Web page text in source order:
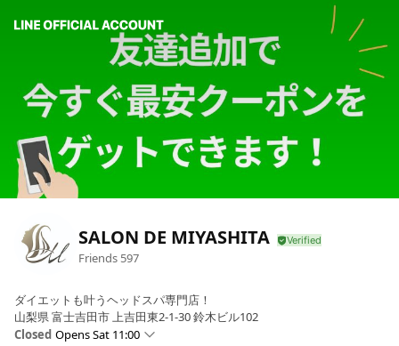
SALON DE MIYASHITA
Friends 597
ダイエットも叶うヘッドスパ専門店！
山梨県 富士吉田市 上吉田東2-1-30 鈴木ビル102
Closed Opens Sat 11:00